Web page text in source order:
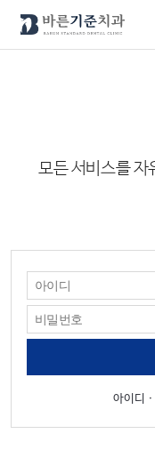
모든 서비스를 자
아이디